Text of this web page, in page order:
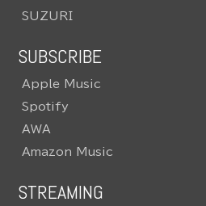
SUZURI
SUBSCRIBE
Apple Music
Spotify
AWA
Amazon Music
STREAMING